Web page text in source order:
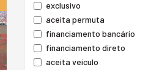
exclusivo
aceita permuta
financiamento bancário
financiamento direto
aceita veículo